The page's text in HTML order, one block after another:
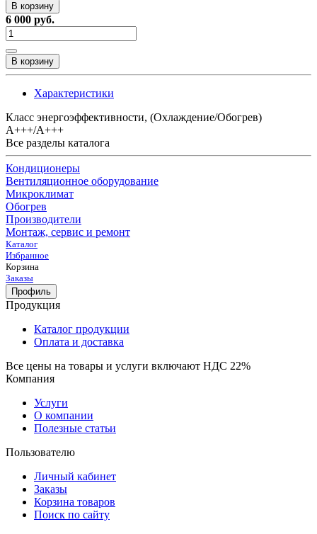
В корзину
6 000 руб.
В корзину
Характеристики
Класс энергоэффективности, (Охлаждение/Обогрев)
A+++/A+++
Все разделы каталога
Кондиционеры
Вентиляционное оборудование
Микроклимат
Обогрев
Производители
Монтаж, сервис и ремонт
Каталог
Избранное
Корзина
Заказы
Профиль
Продукция
Каталог продукции
Оплата и доставка
Все цены на товары и услуги включают НДС 22%
Компания
Услуги
О компании
Полезные статьи
Пользователю
Личный кабинет
Заказы
Корзина товаров
Поиск по сайту